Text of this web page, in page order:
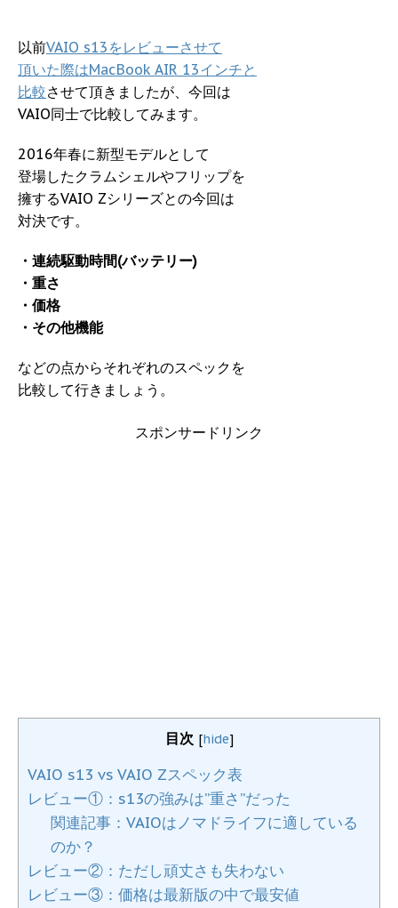
以前VAIO s13をレビューさせて
頂いた際はMacBook AIR 13インチと
比較させて頂きましたが、今回は
VAIO同士で比較してみます。
2016年春に新型モデルとして
登場したクラムシェルやフリップを
擁するVAIO Zシリーズとの今回は
対決です。
・連続駆動時間(バッテリー)
・重さ
・価格
・その他機能
などの点からそれぞれのスペックを
比較して行きましょう。
スポンサードリンク
目次 [hide]
VAIO s13 vs VAIO Zスペック表
レビュー①：s13の強みは”重さ”だった
関連記事：VAIOはノマドライフに適している
のか？
レビュー②：ただし頑丈さも失わない
レビュー③：価格は最新版の中で最安値